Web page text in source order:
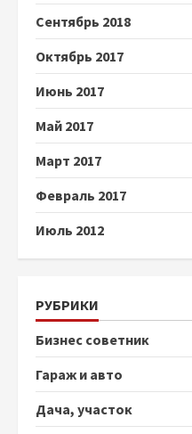
Сентябрь 2018
Октябрь 2017
Июнь 2017
Май 2017
Март 2017
Февраль 2017
Июль 2012
РУБРИКИ
Бизнес советник
Гараж и авто
Дача, участок